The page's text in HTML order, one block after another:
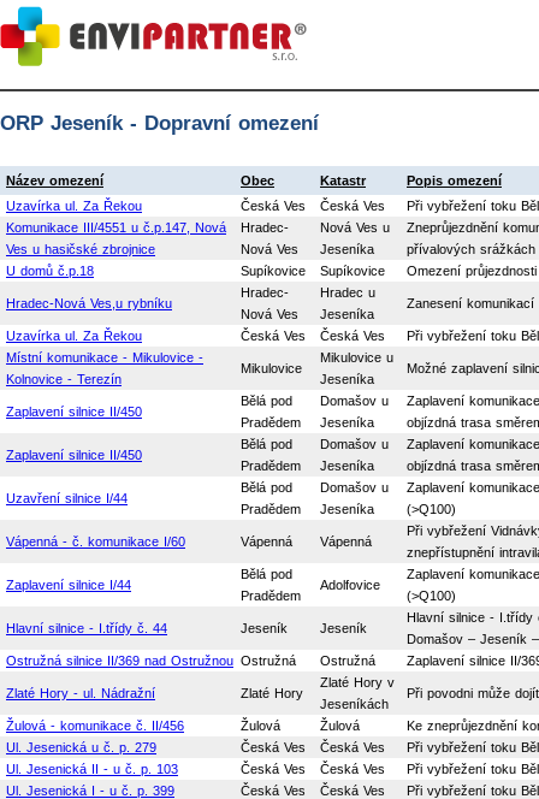
ORP Jeseník - Dopravní omezení
Název omezení Obec Katastr
Popis omezení
Uzavírka ul. Za Řekou
Česká Ves Česká Ves
Při vybřežení toku
Komunikace III/4551 u č.p.147, Nová
Ves u hasičské zbrojnice
Hradec-
Nová Ves
Nová Ves u
Jeseníka
Zneprůjezdnění
přívalových srážkách
U domů č.p.18
Supíkovice Supíkovice Omezení
Hradec-Nová Ves,u rybníku
Hradec-
Nová Ves
Hradec u
Jeseníka
Zanesení
Uzavírka ul. Za Řekou Česká Ves Česká Ves
Při vybřežení toku
Místní komunikace - Mikulovice -
Kolnovice - Terezín
Mikulovice
Mikulovice u
Jeseníka
Možné zaplavení
Zaplavení silnice II/450
Bělá pod
Pradědem
Domašov u
Jeseníka
Zaplavení
objízdná trasa
Zaplavení silnice II/450
Bělá pod
Pradědem
Domašov u
Jeseníka
Zaplavení
objízdná trasa
Uzavření silnice I/44
Bělá pod
Pradědem
Domašov u
Jeseníka
Zaplavení
(>Q100)
Vápenná - č. komunikace I/60 Vápenná Vápenná
Při vybřežení
znepřístupnění
Zaplavení silnice I/44
Bělá pod
Pradědem
Adolfovice
Zaplavení
(>Q100)
Hlavní silnice - I.třídy č. 44 Jeseník Jeseník
Hlavní silnice - I.třídy
Domašov – Jeseník
Ostružná silnice II/369 nad Ostružnou Ostružná Ostružná Zaplavení silnice II/
Zlaté Hory - ul. Nádražní Zlaté Hory
Zlaté Hory v
Jeseníkách
Při povodni může
Žulová - komunikace č. II/456 Žulová Žulová
Ke zneprůjezdnění
Ul. Jesenická u č. p. 279
Česká Ves Česká Ves
Při vybřežení toku
Ul. Jesenická II - u č. p. 103
Česká Ves Česká Ves
Při vybřežení toku
Ul. Jesenická I - u č. p. 399
Česká Ves Česká Ves
Při vybřežení toku